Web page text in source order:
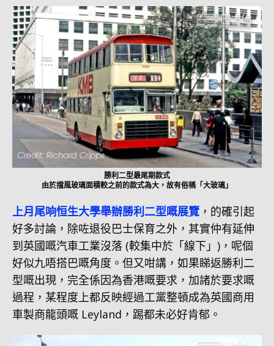
勝利二型最尾期款式
由於擋風玻璃面積較之前的款式為大，故有俗稱「大玻璃」
上月尾响恒生大學舉辦勝利二型嘅展覽 ，的確引起
好多討論，除咗退役巴士保育之外，其實仲有延伸
到英國嘅汽車工業沒落 (較集中於「線下」)，呢個
好似九唔搭巴嘅角度。但又咁講，如果睇返勝利二
型嘅出現，完全係因為香港嘅要求，加諸於要求嘅
過程，某程度上都反映經過工黨整頓成為英國商用
車製商龍頭嘅 Leyland，踢都未必好肯郁。